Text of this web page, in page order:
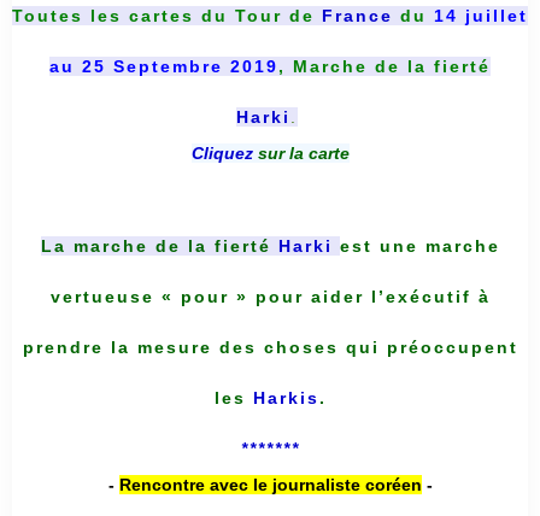
Toutes les cartes du Tour de France du 14 juillet
au 25 Septembre 2019, Marche de la fierté
Harki
Cliquez sur la carte
La marche de la fierté Harki est une marche
vertueuse « pour » pour aider l’exécutif à
prendre la mesure des choses qui préoccupent
les Harkis.
*******
- Rencontre avec le journaliste coréen -